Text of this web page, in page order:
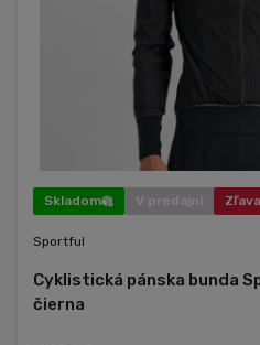
Skladom V predajni Zľava
Sportful
Cyklistická pánska bunda
čierna